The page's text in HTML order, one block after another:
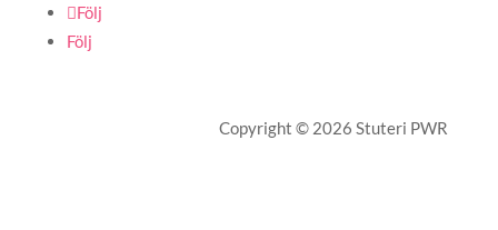
Följ
Följ
Copyright © 2026 Stuteri PWR